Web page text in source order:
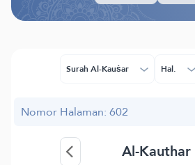
Surah Al-Kauṡar Hal.
Nomor Halaman: 602
Al-Kauthar